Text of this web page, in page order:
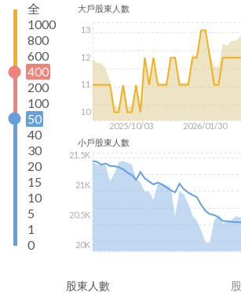
股東人數
0
1
5
10
15
20
30
40
50
100
200
400
600
800
1000
全 大戶股東人數
2025/10/03 2026/01/30
13
12
11
10
小戶股東人數
21.5K
21K
20.5K
20K